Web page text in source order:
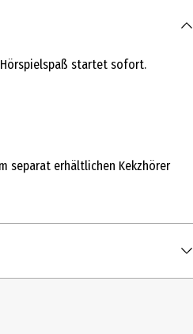
Hörspielspaß startet sofort.
separat erhältlichen Kekzhörer